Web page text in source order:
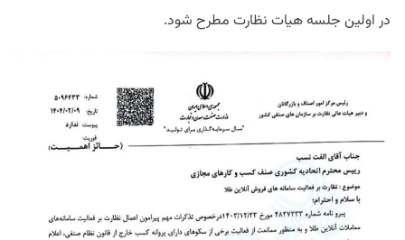
در اولین جلسه هیات نظارت مطرح شود.